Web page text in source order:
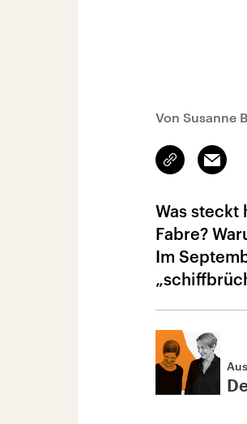
Von Susanne
Link
kopieren/teilen
Email
Was steckt
Fabre?
Im